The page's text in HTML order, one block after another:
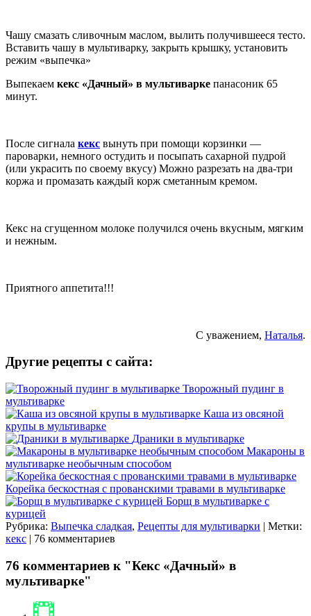
Чашу смазать сливочным маслом, вылить получившееся тесто.
Вставить чашу в мультиварку, закрыть крышку, установить
режим «выпечка»
Выпекаем кекс «Дачный» в мультиварке панасоник 65
минут.
После сигнала кекс вынуть при помощи корзинки —
пароварки, немного остудить и посыпать сахарной пудрой
(или украсить по своему вкусу) Можно разрезать на два-три
коржа и промазать каждый корж сметанным кремом.
Кекс на сгущенном молоке получился очень вкусным, мягким
и нежным.
Приятного аппетита!!!
С уважением, Наталья.
Другие рецепты с сайта:
Творожный пудинг в
мультиварке
Каша из овсяной
крупы в мультиварке
Драники в мультиварке
Макароны в
мультиварке необычным способом
Корейка бескостная с прованскими травами в мультиварке
Борщ в мультиварке с
курицей
Рубрика: Выпечка сладкая, Рецепты для мультиварки | Метки:
кекс | 76 комментариев
76 комментариев к "Кекс «Дачный» в
мультиварке"